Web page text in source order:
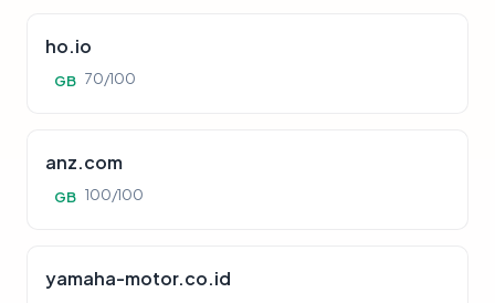
ho.io
GB 70/100
anz.com
GB 100/100
yamaha-motor.co.id